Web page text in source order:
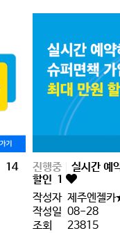
14 진행중
실시간 예
할인 1
작성자 제주엔젤
작성일 08-28
조회
23815